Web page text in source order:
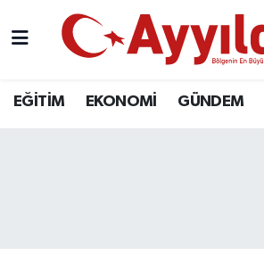
EĞİTİM EKONOMİ GÜNDEM